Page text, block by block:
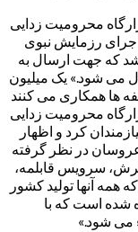
محرومیت زدایی
رزمایش نبوی
شد که جهت ارسال به
می شود.» یک میلیون
ها همکاری می کنند
محرومیت زدایی
کرد و اظهار
در نظر گرفته
سرویس قابلمه،
آنها تولید کشور
آماده شده است که با
می شود.»